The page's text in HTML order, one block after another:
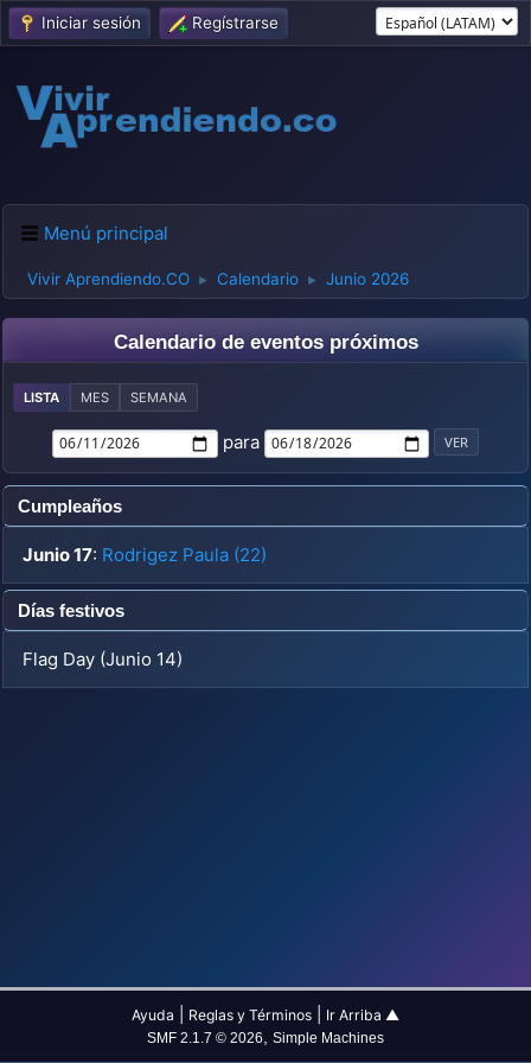
Iniciar sesión Regístrarse
Menú principal
Vivir Aprendiendo.CO ► Calendario ► Junio 2026
Calendario de eventos próximos
LISTA MES SEMANA
para
Cumpleaños
Junio 17: Rodrigez Paula (22)
Días festivos
Flag Day (Junio 14)
Ayuda Reglas y Términos Ir Arriba ▲
SMF 2.1.7 © 2026, Simple Machines